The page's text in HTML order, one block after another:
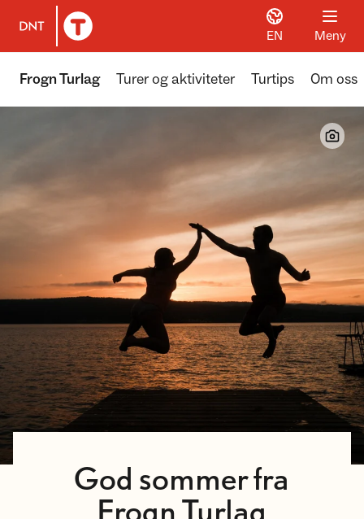
Til DNT.no forside
EN Meny
Frogn Turlag Turer og aktiviteter Turtips Om oss
God sommer fra